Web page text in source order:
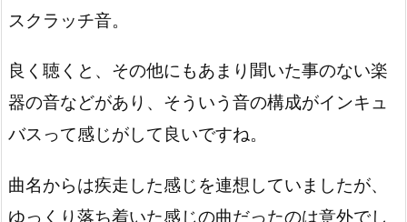
スクラッチ音。
良く聴くと、その他にもあまり聞いた事のない楽
器の音などがあり、そういう音の構成がインキュ
バスって感じがして良いですね。
曲名からは疾走した感じを連想していましたが、
ゆっくり落ち着いた感じの曲だったのは意外でし